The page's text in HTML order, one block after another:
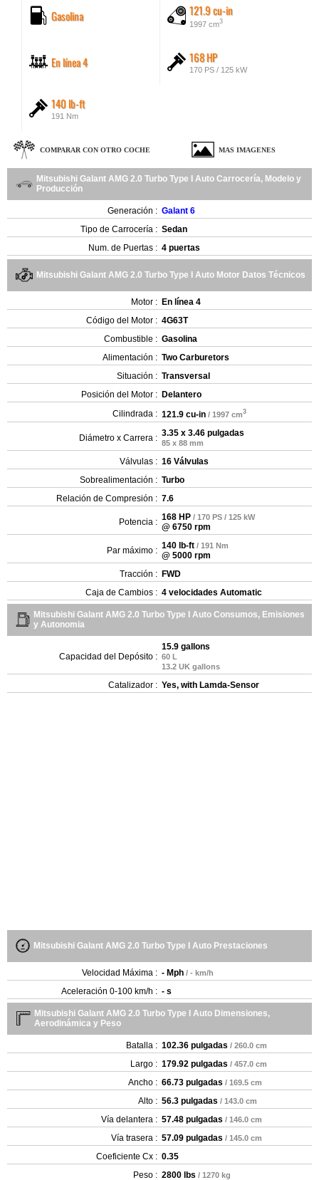
Gasolina 121.9 cu-in
1997 cm3
En línea 4 168 HP
170 PS / 125 kW
140 lb-ft
191 Nm
COMPARAR CON OTRO COCHE MAS IMAGENES
Mitsubishi Galant AMG 2.0 Turbo Type I Auto Carrocería, Modelo y
Producción
Generación : Galant 6
Tipo de Carrocería : Sedan
Num. de Puertas : 4 puertas
Mitsubishi Galant AMG 2.0 Turbo Type I Auto Motor Datos Técnicos
Motor : En línea 4
Código del Motor : 4G63T
Combustible : Gasolina
Alimentación : Two Carburetors
Situación : Transversal
Posición del Motor : Delantero
Cilindrada : 121.9 cu-in / 1997 cm3
Diámetro x Carrera : 3.35 x 3.46 pulgadas
85 x 88 mm
Válvulas : 16 Válvulas
Sobrealimentación : Turbo
Relación de Compresión : 7.6
Potencia : 168 HP / 170 PS / 125 kW
@ 6750 rpm
Par máximo : 140 lb-ft / 191 Nm
@ 5000 rpm
Tracción : FWD
Caja de Cambios : 4 velocidades Automatic
Mitsubishi Galant AMG 2.0 Turbo Type I Auto Consumos, Emisiones
y Autonomia
Capacidad del Depósito :
15.9 gallons
60 L
13.2 UK gallons
Catalizador : Yes, with Lamda-Sensor
Mitsubishi Galant AMG 2.0 Turbo Type I Auto Prestaciones
Velocidad Máxima : - Mph / - km/h
Aceleración 0-100 km/h : - s
Mitsubishi Galant AMG 2.0 Turbo Type I Auto Dimensiones,
Aerodinámica y Peso
Batalla : 102.36 pulgadas / 260.0 cm
Largo : 179.92 pulgadas / 457.0 cm
Ancho : 66.73 pulgadas / 169.5 cm
Alto : 56.3 pulgadas / 143.0 cm
Vía delantera : 57.48 pulgadas / 146.0 cm
Vía trasera : 57.09 pulgadas / 145.0 cm
Coeficiente Cx : 0.35
Peso : 2800 lbs / 1270 kg